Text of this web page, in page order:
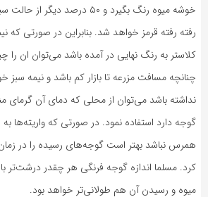
خوشه میوه رنگ بگیرد و ۵۰ درصد
رفته رفته قرمز خواهد شد. بنابراین در صورتی که
کلاستر به رنگ نهایی در آمده باشد می‌توان ان را
چنانچه مسافت مزرعه تا بازار کم باشد و نیمه
نداشته باشد می‌توان از محلی که دمای آن گرمای
گوجه دارد استفاده نمود. در صورتی که واریته‌ها
همرس نباشد بهتر است گوجه‌های رسیده را در
کرد. مسلما اندازه گوجه فرنگی هر چقدر درشت‌تر
میوه و رسیدن آن هم طولانی‌تر خواهد بود.